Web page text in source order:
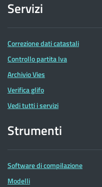
Servizi
Correzione dati catastali
Controllo partita Iva
Archivio Vies
Verifica glifo
Vedi tutti i servizi
Strumenti
Software di compilazione
Modelli